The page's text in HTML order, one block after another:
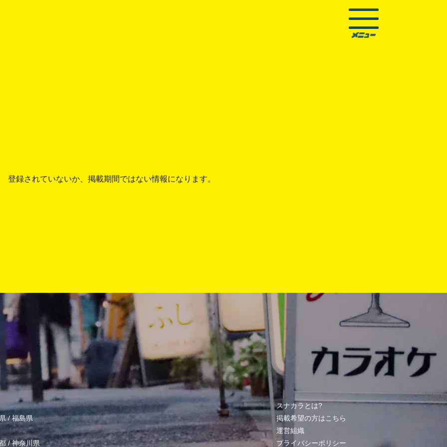
登録されていないか、掲載期間ではない情報になります。
/福島県
/神奈川県
スナカラとは?
掲載希望の方はこちら
運営組織
プライバシーポリシー